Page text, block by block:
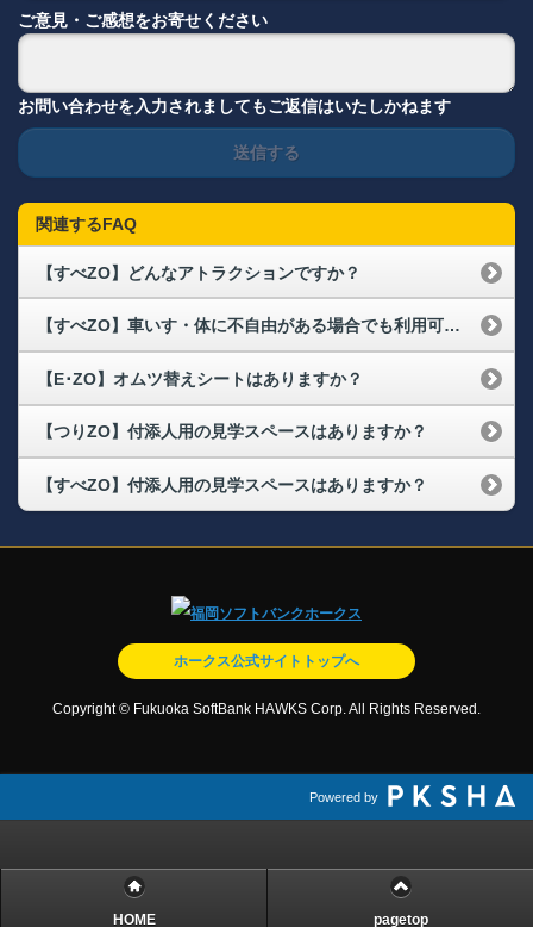
ご意見・ご感想をお寄せください
お問い合わせを入力されましてもご返信はいたしかねます
送信する
関連するFAQ
【すべZO】どんなアトラクションですか？
【すべZO】車いす・体に不自由がある場合でも利用可能ですか？
【E･ZO】オムツ替えシートはありますか？
【つりZO】付添人用の見学スペースはありますか？
【すべZO】付添人用の見学スペースはありますか？
ホークス公式サイトトップへ
Copyright © Fukuoka SoftBank HAWKS Corp. All Rights Reserved.
Powered by
HOME pagetop